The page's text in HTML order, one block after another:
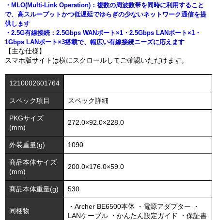
・MLO(Multi-Link Operation)：複数の周波数帯を同時に利用すること
で、高スループットかつ低遅延でゆらぎの少ないネットワーク通信を提
供します
・2.5G有線接続：2.5Gbps WANポート×1・2.5Gbps LANポート×1・
1Gbps LANポート×3搭載で、幅広い有線接続ニーズに応えます
【主な仕様】
スマホ版サイトは横にスクロールしてご確認いただけます。
1210002601764
スペック項目 スペック詳細
PKGサイズ
(mm)
272.0×92.0×228.0
外装重量(g) 1090
商品本体サイズ
(mm)
200.0×176.0×59.0
商品本体重量(g) 530
同梱物
・Archer BE6500本体 ・電源アダプター ・
LANケーブル ・かんたん設定ガイド ・保証書